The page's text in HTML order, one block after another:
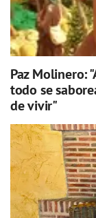
Paz Molinero:
todo se
de vivir"